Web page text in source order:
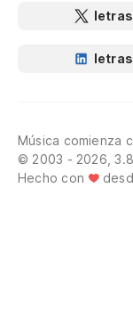
letras
letras
Música comienza
© 2003 - 2026,
Hecho con